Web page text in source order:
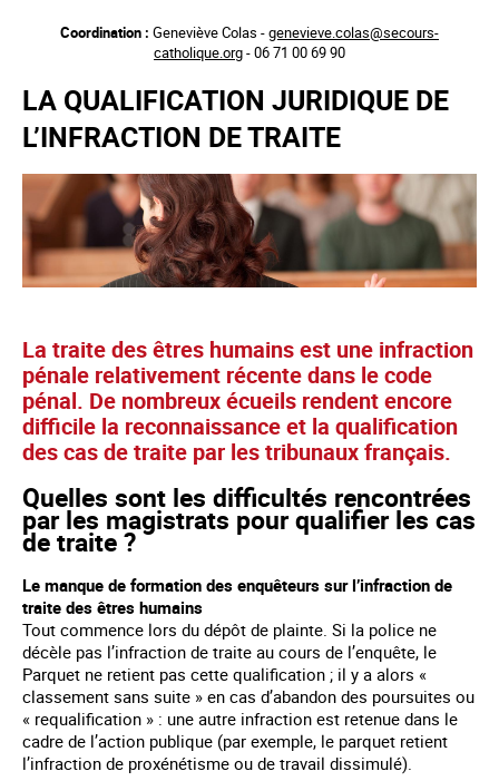
principal
Coordination : Geneviève Colas -genevieve.colas@secours-
catholique.org- 06 71 00 69 90
LA QUALIFICATION JURIDIQUE DE
L’INFRACTION DE TRAITE
La traite des êtres humains est une infraction
pénale relativement récente dans le code
pénal. De nombreux écueils rendent encore
difficile la reconnaissance et la qualification
des cas de traite par les tribunaux français.
Quelles sont les difficultés rencontrées
par les magistrats pour qualifier les cas
de traite ?
Le manque de formation des enquêteurs sur l’infraction de
traite des êtres humains
Tout commence lors du dépôt de plainte. Si la police ne
décèle pas l’infraction de traite au cours de l’enquête, le
Parquet ne retient pas cette qualification ; il y a alors «
classement sans suite » en cas d’abandon des poursuites ou
« requalification » : une autre infraction est retenue dans le
cadre de l’action publique (par exemple, le parquet retient
l’infraction de proxénétisme ou de travail dissimulé).